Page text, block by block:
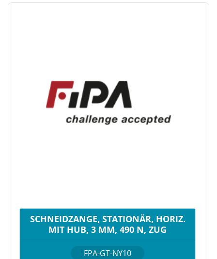
SCHNEIDZANGE, STATIONÄR, HORIZ.
MIT HUB, 3 MM, 490 N, ZUG
FPA-GT-NY10